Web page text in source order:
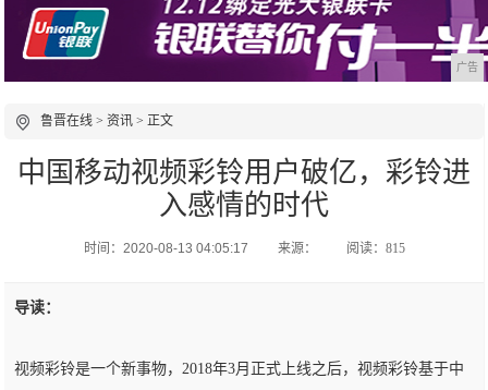
广告
鲁晋在线 >资讯 > 正文
中国移动视频彩铃用户破亿，彩铃进
入感情的时代
时间：2020-08-13 04:05:17 来源： 阅读：815
导读：
视频彩铃是一个新事物，2018年3月正式上线之后，视频彩铃基于中